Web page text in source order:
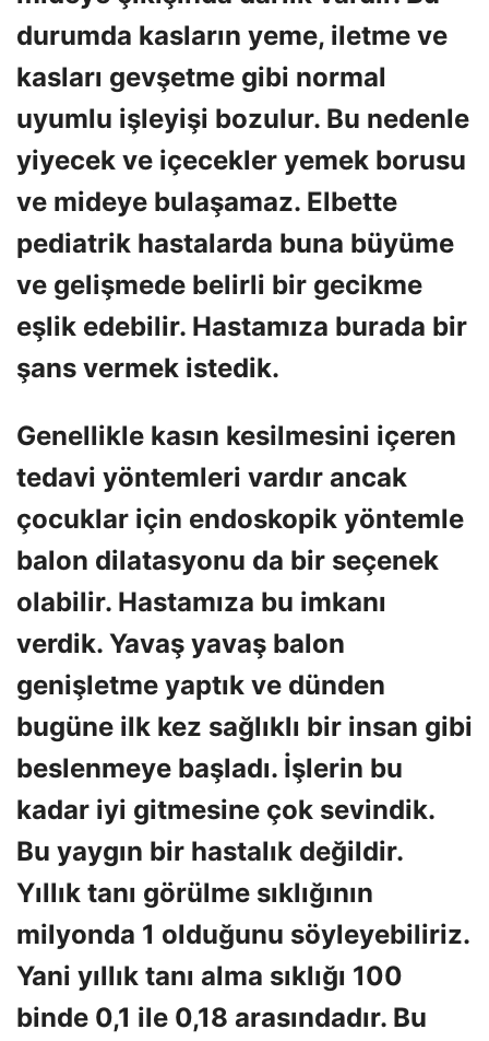
durumda kasların yeme, iletme ve
kasları gevşetme gibi normal
uyumlu işleyişi bozulur. Bu nedenle
yiyecek ve içecekler yemek borusu
ve mideye bulaşamaz. Elbette
pediatrik hastalarda buna büyüme
ve gelişmede belirli bir gecikme
eşlik edebilir. Hastamıza burada bir
şans vermek istedik.
Genellikle kasın kesilmesini içeren
tedavi yöntemleri vardır ancak
çocuklar için endoskopik yöntemle
balon dilatasyonu da bir seçenek
olabilir. Hastamıza bu imkanı
verdik. Yavaş yavaş balon
genişletme yaptık ve dünden
bugüne ilk kez sağlıklı bir insan gibi
beslenmeye başladı. İşlerin bu
kadar iyi gitmesine çok sevindik.
Bu yaygın bir hastalık değildir.
Yıllık tanı görülme sıklığının
milyonda 1 olduğunu söyleyebiliriz.
Yani yıllık tanı alma sıklığı 100
binde 0,1 ile 0,18 arasındadır. Bu